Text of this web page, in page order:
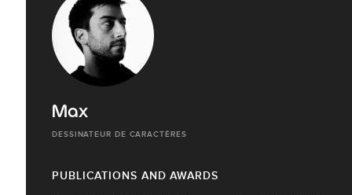
Max
DESSINATEUR DE CARACTÈRES
PUBLICATIONS AND AWARDS